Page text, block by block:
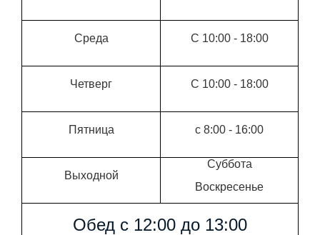
Среда С 10:00 - 18:00
Четверг С 10:00 - 18:00
Пятница с 8:00 - 16:00
Выходной
Суббота
Воскресенье
Обед с 12:00 до 13:00